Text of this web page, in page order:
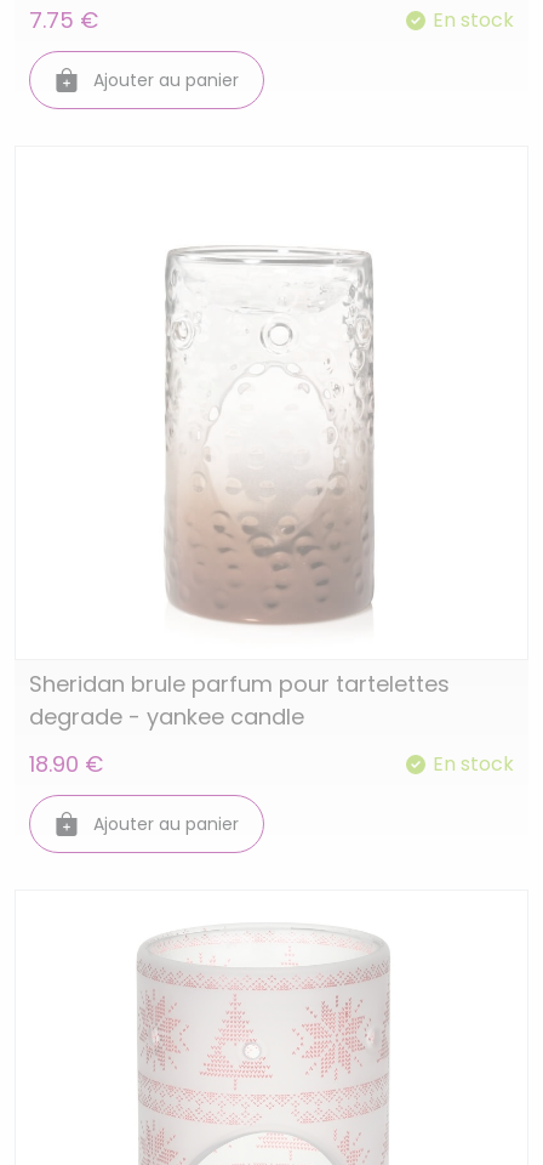
7.75 € En stock
Ajouter au panier
Sheridan brule parfum pour tartelettes
degrade - yankee candle
18.90 €
En stock
Ajouter au panier